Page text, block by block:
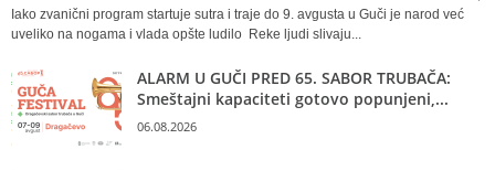
Iako zvanični program startuje sutra i traje do 9. avgusta u Guči je narod već
uveliko na nogama i vlada opšte ludilo Reke ljudi slivaju...
ALARM U GUČI PRED 65. SABOR TRUBAČA:
Smeštajni kapaciteti gotovo popunjeni,...
06.08.2026